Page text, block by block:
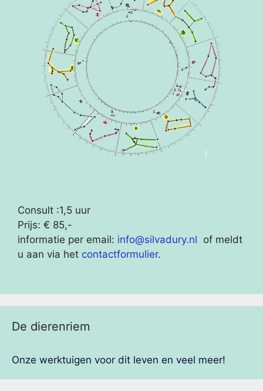
Consult :1,5 uur
Prijs: € 85,-
informatie per email: info@silvadury.nl of meldt
u aan via het contactformulier.
De dierenriem
Onze werktuigen voor dit leven en veel meer!